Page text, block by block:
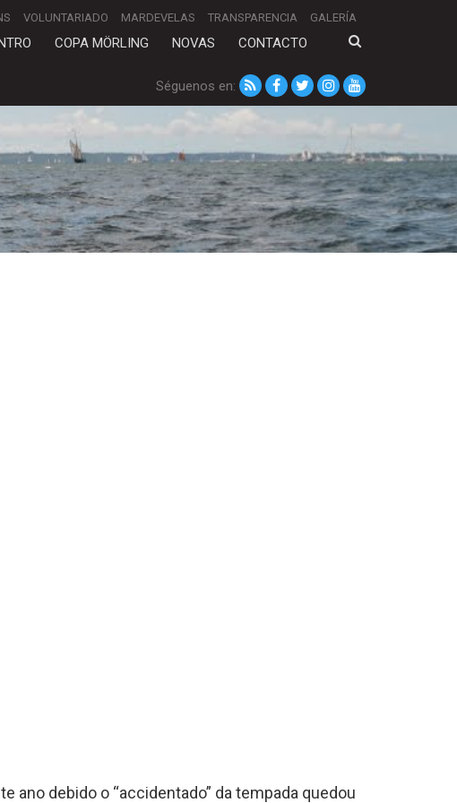
VOLUNTARIADO MARDEVELAS TRANSPARENCIA GALERÍA
COPA MÖRLING NOVAS CONTACTO
Séguenos en:
ano debido o “accidentado” da tempada quedou